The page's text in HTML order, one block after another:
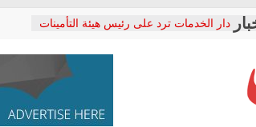
دار الخدمات ترد على رئيس هيئة التأمينات
معاناة أصحاب المعاشات.. ونطالب بكشف
فرحات سليمان يكتب: القطاع الصحي إلى
حزب التحالف الشعبي يطلق لجنة “الحق